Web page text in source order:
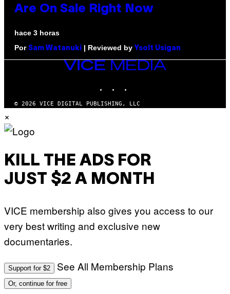
Are On Sale Right Now
hace 3 horas
Por Sam Watanuki | Reviewed by Ysolt Usigan
VICE
MEDIA
© 2026 VICE DIGITAL PUBLISHING, LLC
×
KILL THE ADS FOR
JUST $2 A MONTH
VICE membership also gives you access to our
very best writing and exclusive new
documentaries.
Support for $2 See All Membership Plans
Or, continue for free